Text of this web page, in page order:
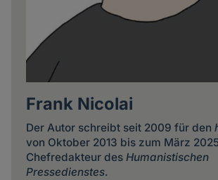
Frank Nicolai
Der Autor schreibt seit 2009 für den
von Oktober 2013 bis zum März
Chefredakteur des Humanistischen
Pressedienstes.